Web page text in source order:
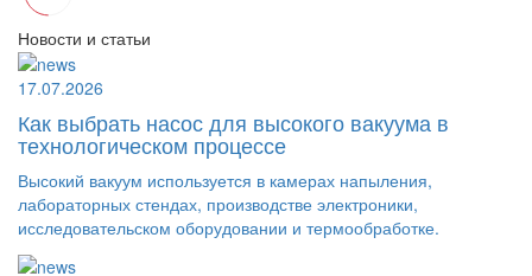
Новости и статьи
17.07.2026
Как выбрать насос для высокого вакуума в
технологическом процессе
Высокий вакуум используется в камерах напыления,
лабораторных стендах, производстве электроники,
исследовательском оборудовании и термообработке.